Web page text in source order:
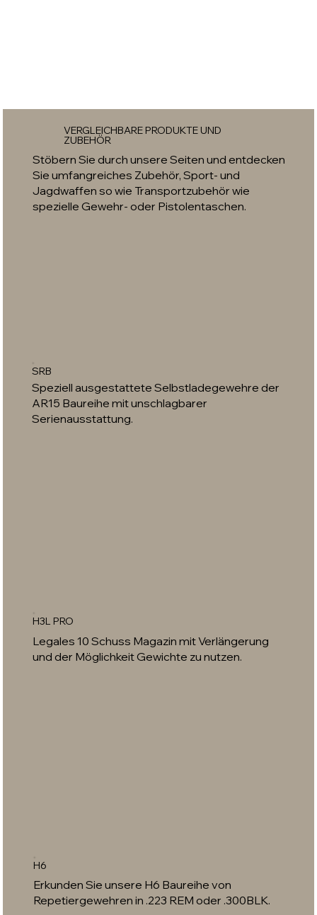
VERGLEICHBARE PRODUKTE UND
ZUBEHÖR
Stöbern Sie durch unsere Seiten und entdecken
Sie umfangreiches Zubehör, Sport- und
Jagdwaffen so wie Transportzubehör wie
spezielle Gewehr- oder Pistolentaschen.
SRB
Speziell ausgestattete Selbstladegewehre der
AR15 Baureihe mit unschlagbarer
Serienausstattung.
H3L PRO
Legales 10 Schuss Magazin mit Verlängerung
und der Möglichkeit Gewichte zu nutzen.
H6
Erkunden Sie unsere H6 Baureihe von
Repetiergewehren in .223 REM oder .300BLK.